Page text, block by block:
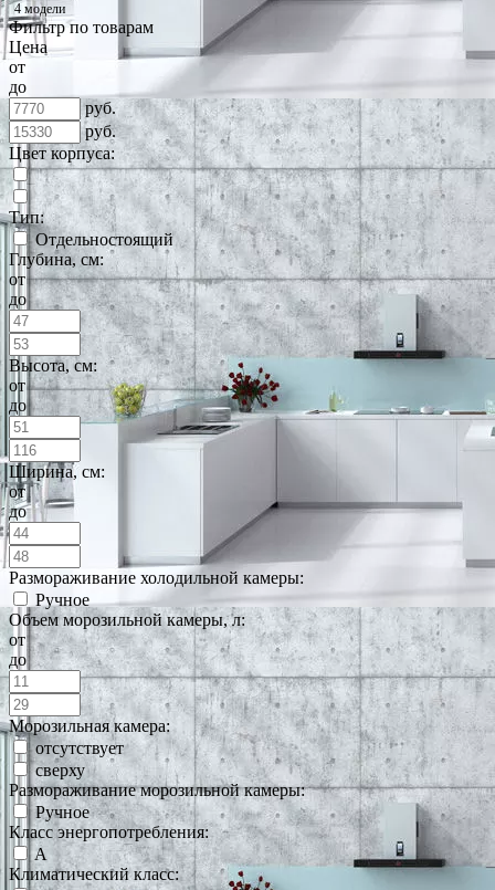
4 модели
Фильтр по товарам
Цена
от
до
руб.
руб.
Цвет корпуса:
Тип:
Отдельностоящий
Глубина, см:
от
до
Высота, см:
от
до
Ширина, см:
от
до
Размораживание холодильной камеры:
Ручное
Объем морозильной камеры, л:
от
до
Морозильная камера:
отсутствует
сверху
Размораживание морозильной камеры:
Ручное
Класс энергопотребления:
A
Климатический класс: